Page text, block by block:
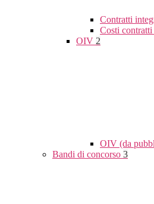
Contratti
Costi
OIV 2
OIV (da
Bandi di concorso 3